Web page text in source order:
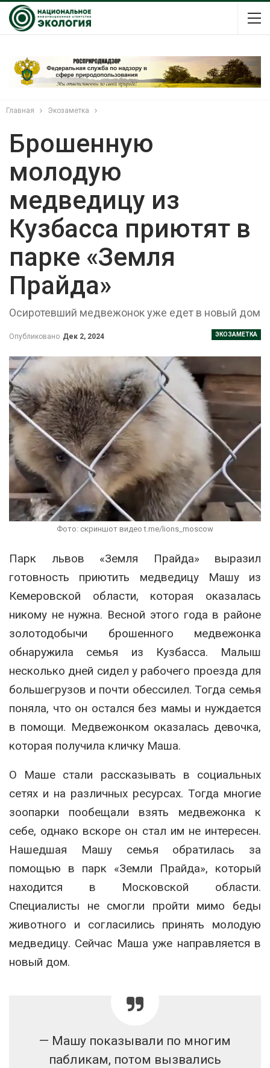
Главная Экозаметка
Брошенную
молодую
медведицу из
Кузбасса приютят в
парке «Земля
Прайда»
Осиротевший медвежонок уже едет в новый дом
ЭКОЗАМЕТКА
Опубликовано Дек 2, 2024
Фото: скриншот видео t.me/lions_moscow
Парк львов «Земля Прайда» выразил
готовность приютить медведицу Машу из
Кемеровской области, которая оказалась
никому не нужна. Весной этого года в районе
золотодобычи брошенного медвежонка
обнаружила семья из Кузбасса. Малыш
несколько дней сидел у рабочего проезда для
большегрузов и почти обессилел. Тогда семья
поняла, что он остался без мамы и нуждается
в помощи. Медвежонком оказалась девочка,
которая получила кличку Маша.
О Маше стали рассказывать в социальных
сетях и на различных ресурсах. Тогда многие
зоопарки пообещали взять медвежонка к
себе, однако вскоре он стал им не интересен.
Нашедшая Машу семья обратилась за
помощью в парк «Земли Прайда», который
находится в Московской области.
Специалисты не смогли пройти мимо беды
животного и согласились принять молодую
медведицу. Сейчас Маша уже направляется в
новый дом.
— Машу показывали по многим
пабликам, потом вызвались